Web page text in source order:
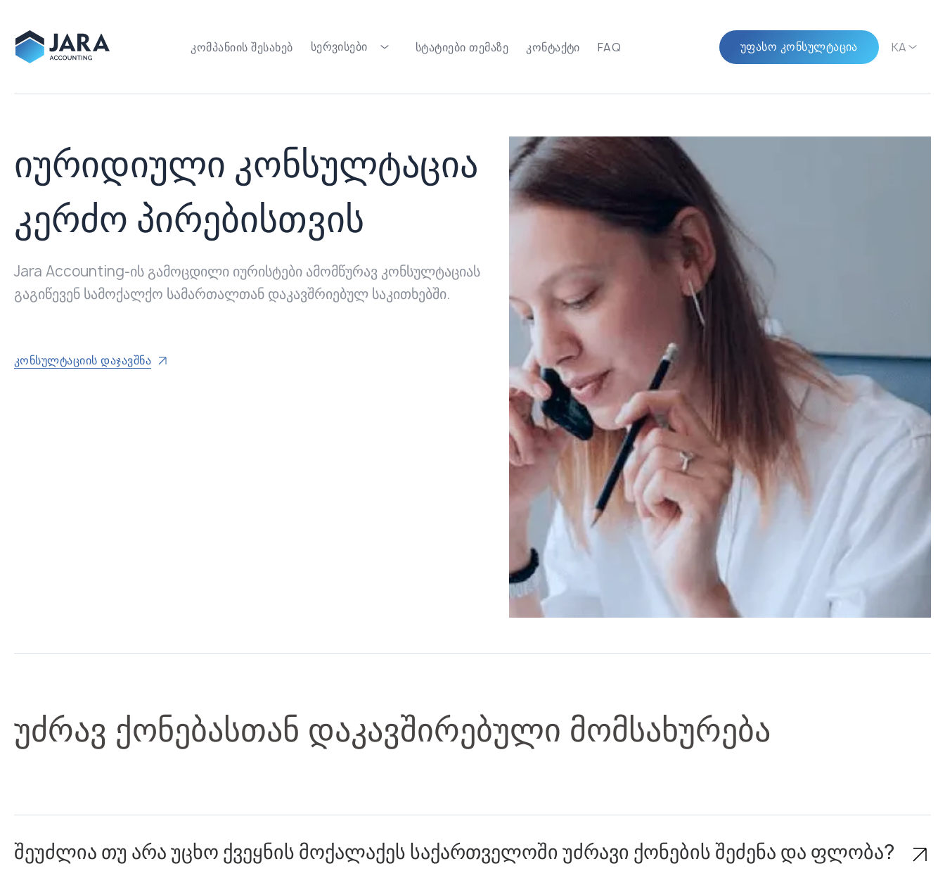
ᲙᲝᲛᲞᲐᲜᲘᲘᲡ ᲨᲔᲡᲐᲮᲔᲑ ᲡᲔᲠᲕᲘᲡᲔᲑᲘ ᲡᲢᲐᲢᲘᲔᲑᲘ ᲗᲔᲛᲐᲖᲔ ᲙᲝᲜᲢᲐᲥᲢᲘ FAQ ᲣᲤᲐᲡᲝ ᲙᲝᲜᲡᲣᲚᲢᲐᲪᲘᲐ KA
იურიდიული კონსულტაცია
კერძო პირებისთვის
Jara Accounting-ის გამოცდილი იურისტები ამომწურავ კონსულტაციას
გაგიწევენ სამოქალქო სამართალთან დაკავშრიებულ საკითხებში.
ᲙᲝᲜᲡᲣᲚᲢᲐᲪᲘᲘᲡ ᲓᲐᲯᲐᲕᲨᲜᲐ
უძრავ ქონებასთან დაკავშირებული მომსახურება
შეუძლია თუ არა უცხო ქვეყნის მოქალაქეს საქართველოში უძრავი ქონების შეძენა და ფლობა?